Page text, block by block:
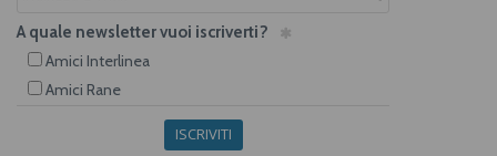
A quale newsletter vuoi iscriverti?
Amici Interlinea
Amici Rane
ISCRIVITI